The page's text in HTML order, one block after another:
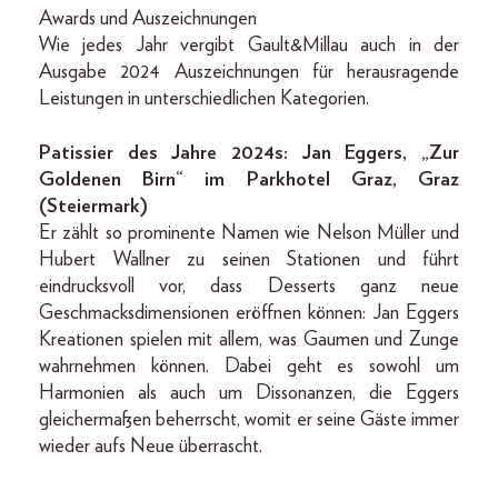
Awards und Auszeichnungen
Wie jedes Jahr vergibt Gault&Millau auch in der
Ausgabe 2024 Auszeichnungen für herausragende
Leistungen in unterschiedlichen Kategorien.
Patissier des Jahre 2024s: Jan Eggers, „Zur
Goldenen Birn“ im Parkhotel Graz, Graz
(Steiermark)
Er zählt so prominente Namen wie Nelson Müller und
Hubert Wallner zu seinen Stationen und führt
eindrucksvoll vor, dass Desserts ganz neue
Geschmacksdimensionen eröffnen können: Jan Eggers
Kreationen spielen mit allem, was Gaumen und Zunge
wahrnehmen können. Dabei geht es sowohl um
Harmonien als auch um Dissonanzen, die Eggers
gleichermaßen beherrscht, womit er seine Gäste immer
wieder aufs Neue überrascht.